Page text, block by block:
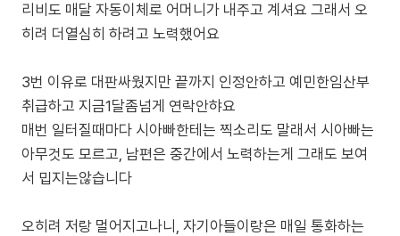
리비도 매달 자동이체로 어머니가 내주고 계셔요 그래서 오
히려 더열심히 하려고 노력했어요
3번 이유로 대판싸웠지만 끝까지 인정안하고 예민한임산부
취급하고 지금1달좀넘게 연락안햐요
매번 일터질때마다 시아빠한테는 찍소리도 말래서 시아빠는
아무것도 모르고, 남편은 중간에서 노력하는게 그래도 보여
서 밉지는않습니다
오히려 저랑 멀어지고나니, 자기아들이랑은 매일 통화하는